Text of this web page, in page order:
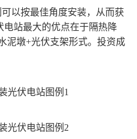
以按最佳角度安装，从而获
电站最大的优点在于隔热降
泥墩+光伏支架形式。投资成
光伏电站图例1
光伏电站图例2